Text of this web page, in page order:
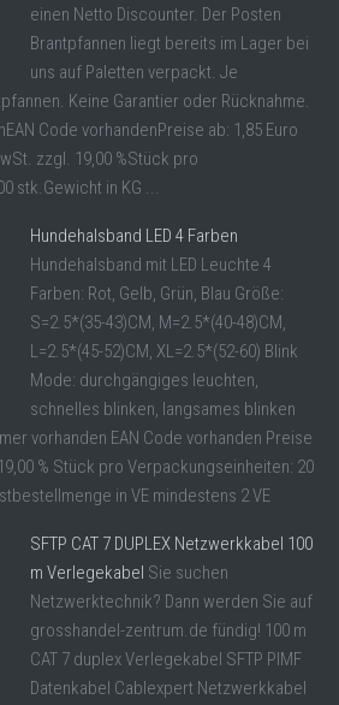
einen Netto Discounter. Der Posten
Brantpfannen liegt bereits im Lager bei
uns auf Paletten verpackt. Je
Keine Garantier oder Rücknahme.
Code vorhandenPreise ab: 1,85 Euro
zzgl. 19,00 %Stück pro
stk.Gewicht in KG ...
Hundehalsband LED 4 Farben
Hundehalsband mit LED Leuchte 4
Farben: Rot, Gelb, Grün, Blau Größe:
S=2.5*(35-43)CM, M=2.5*(40-48)CM,
L=2.5*(45-52)CM, XL=2.5*(52-60) Blink
Mode: durchgängiges leuchten,
schnelles blinken, langsames blinken
vorhanden EAN Code vorhanden Preise
% Stück pro Verpackungseinheiten: 20
in VE mindestens 2 VE
SFTP CAT 7 DUPLEX Netzwerkkabel 100
m Verlegekabel Sie suchen
Netzwerktechnik? Dann werden Sie auf
grosshandel-zentrum.de fündig! 100 m
CAT 7 duplex Verlegekabel SFTP PIMF
Datenkabel Cablexpert Netzwerkkabel